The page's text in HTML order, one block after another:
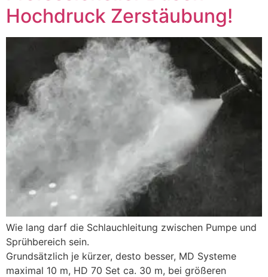
Hochdruck Zerstäubung!
Wie lang darf die Schlauchleitung zwischen Pumpe und
Sprühbereich sein.
Grundsätzlich je kürzer, desto besser, MD Systeme
maximal 10 m, HD 70 Set ca. 30 m, bei größeren